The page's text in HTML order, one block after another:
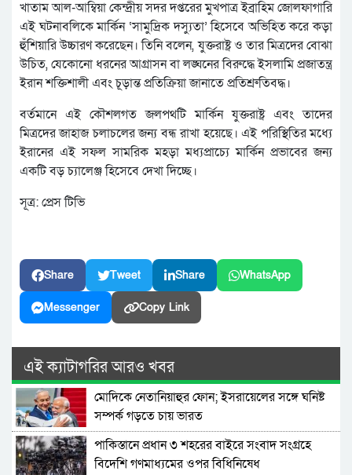
খাতাম আল-আম্বিয়া কেন্দ্রীয় সদর দপ্তরের মুখপাত্র ইব্রাহিম জোলফাগারি
এই ঘটনাবলিকে মার্কিন ‘সামুদ্রিক দস্যুতা’ হিসেবে অভিহিত করে কড়া
হুঁশিয়ারি উচ্চারণ করেছেন। তিনি বলেন, যুক্তরাষ্ট্র ও তার মিত্রদের বোঝা
উচিত, যেকোনো ধরনের আগ্রাসন বা লঙ্ঘনের বিরুদ্ধে ইসলামি প্রজাতন্ত্র
ইরান শক্তিশালী এবং চূড়ান্ত প্রতিক্রিয়া জানাতে প্রতিশ্রুতিবদ্ধ।
বর্তমানে এই কৌশলগত জলপথটি মার্কিন যুক্তরাষ্ট্র এবং তাদের
মিত্রদের জাহাজ চলাচলের জন্য বন্ধ রাখা হয়েছে। এই পরিস্থিতির মধ্যে
ইরানের এই সফল সামরিক মহড়া মধ্যপ্রাচ্যে মার্কিন প্রভাবের জন্য
একটি বড় চ্যালেঞ্জ হিসেবে দেখা দিচ্ছে।
সূত্র: প্রেস টিভি
Share Tweet Share WhatsApp
Messenger Copy Link
এই ক্যাটাগরির আরও খবর
মোদিকে নেতানিয়াহুর ফোন; ইসরায়েলের সঙ্গে ঘনিষ্ট
সম্পর্ক গড়তে চায় ভারত
পাকিস্তানে প্রধান ৩ শহরের বাইরে সংবাদ সংগ্রহে
বিদেশি গণমাধ্যমের ওপর বিধিনিষেধ